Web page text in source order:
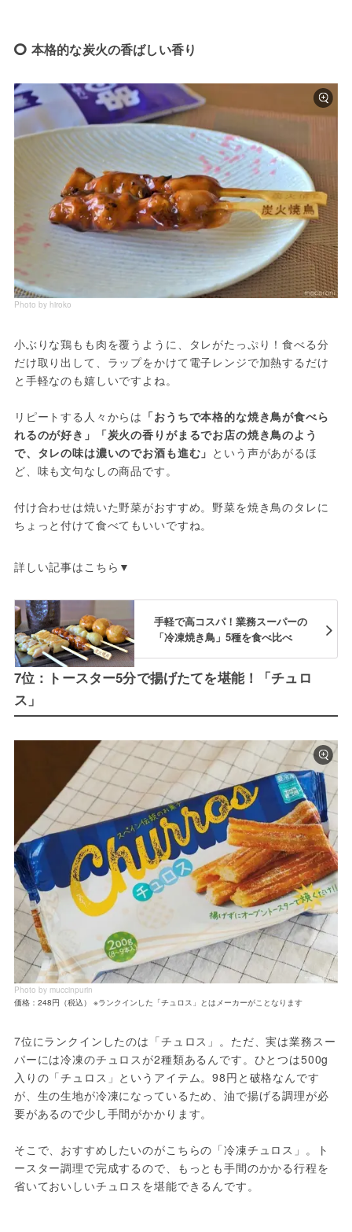
本格的な炭火の香ばしい香り
Photo by hiroko
小ぶりな鶏もも肉を覆うように、タレがたっぷり！食べる分
だけ取り出して、ラップをかけて電子レンジで加熱するだけ
と手軽なのも嬉しいですよね。
リピートする人々からは 「おうちで本格的な焼き鳥が食べら
れるのが好き」「炭火の香りがまるでお店の焼き鳥のよう
で、タレの味は濃いのでお酒も進む」 という声があがるほ
ど、味も文句なしの商品です。
付け合わせは焼いた野菜がおすすめ。野菜を焼き鳥のタレに
ちょっと付けて食べてもいいですね。
詳しい記事はこちら▼
手軽で高コスパ！業務スーパーの
「冷凍焼き鳥」5種を食べ比べ
7位：トースター5分で揚げたてを堪能！「チュロ
ス」
Photo by muccinpurin
価格：248円（税込） ※ランクインした「チュロス」とはメーカーがことなります
7位にランクインしたのは「チュロス」。ただ、実は業務スー
パーには冷凍のチュロスが2種類あるんです。ひとつは500g
入りの「チュロス」というアイテム。98円と破格なんです
が、生の生地が冷凍になっているため、油で揚げる調理が必
要があるので少し手間がかかります。
そこで、おすすめしたいのがこちらの「冷凍チュロス」。ト
ースター調理で完成するので、もっとも手間のかかる行程を
省いておいしいチュロスを堪能できるんです。